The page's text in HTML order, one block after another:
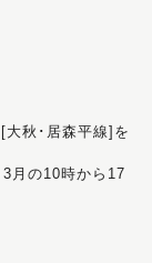
秋･居森平線]を
月の10時から17